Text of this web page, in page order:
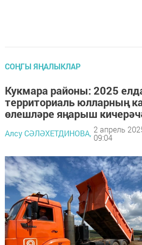
СОҢГЫ ЯҢАЛЫКЛАР
Кукмара районы: 2025
территориаль юлларның
өлешләре яңарыш
Алсу СӘЛӘХЕТДИНОВА, 2 апрель
09:04